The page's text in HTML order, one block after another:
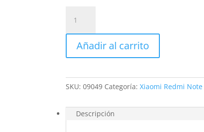
Altavoz
Xiaomi
Redmi
Note
cantidad
Añadir al carrito
SKU:09049 Categoría:Xiaomi Redmi Note
Descripción